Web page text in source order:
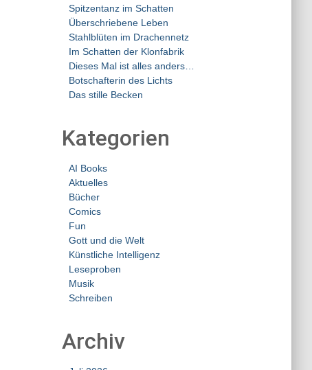
Spitzentanz im Schatten
Überschriebene Leben
Stahlblüten im Drachennetz
Im Schatten der Klonfabrik
Dieses Mal ist alles anders…
Botschafterin des Lichts
Das stille Becken
Kategorien
AI Books
Aktuelles
Bücher
Comics
Fun
Gott und die Welt
Künstliche Intelligenz
Leseproben
Musik
Schreiben
Archiv